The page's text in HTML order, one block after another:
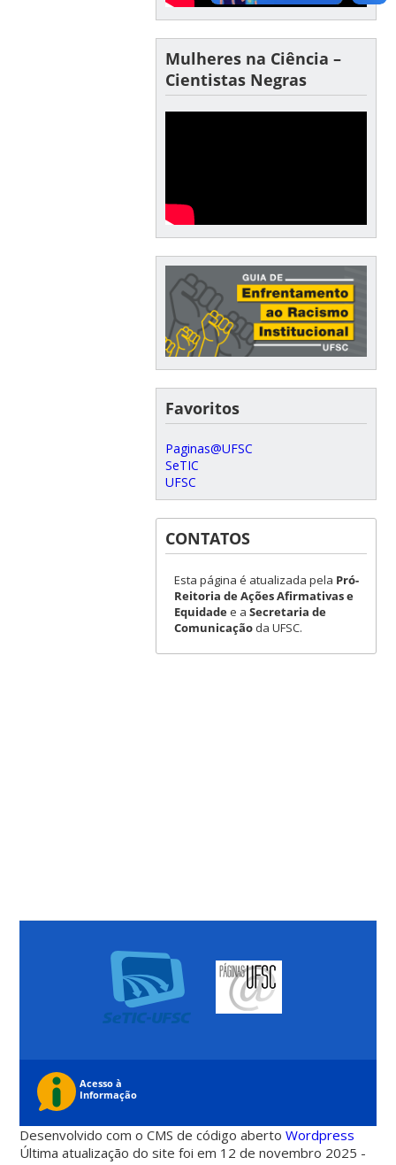
Mulheres na Ciência –
Cientistas Negras
Favoritos
Paginas@UFSC
SeTIC
UFSC
CONTATOS
Esta página é atualizada pela Pró-
Reitoria de Ações Afirmativas e
Equidadee a Secretaria de
Comunicaçãoda UFSC.
Desenvolvido com o CMS de código abertoWordpress
Última atualização do site foi em 12 de novembro 2025 -